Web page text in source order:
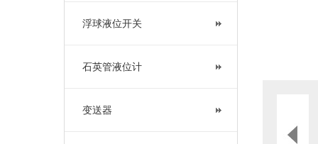
浮球液位开关
石英管液位计
变送器